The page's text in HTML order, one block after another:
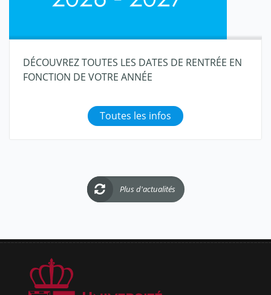
DÉCOUVREZ TOUTES LES DATES DE RENTRÉE EN
FONCTION DE VOTRE ANNÉE
Toutes les infos
Plus d'actualités